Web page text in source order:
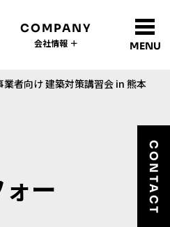
COMPANY
会社情報 ＋ MENU
CONTACT
者向け 建築対策講習会 in 熊本
ー